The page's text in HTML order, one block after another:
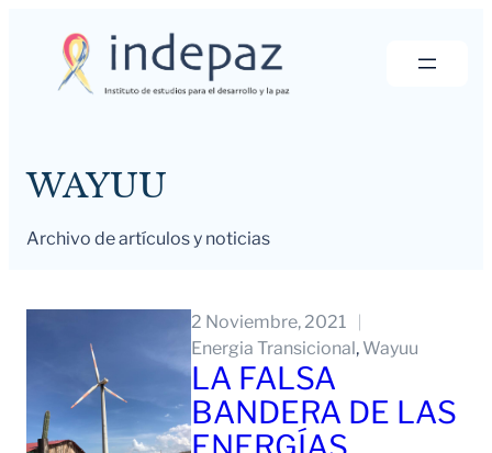
WAYUU
Archivo de artículos y noticias
2 Noviembre, 2021
Energia Transicional , Wayuu
LA FALSA
BANDERA DE LAS